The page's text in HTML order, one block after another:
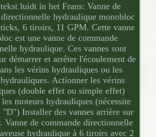
luidt in het Frans: Vanne de
hydraulique monobloc
6 tiroirs, 11 GPM. Cette vanne
est une vanne de commande
hydraulique. Ces vannes sont
démarrer et arrêter l'écoulement de
les vérins hydrauliques ou les
Actionner les vérins
(double effet ou simple effet)
moteurs hydrauliques (nécessite
"D") Installer des vannes arrière sur
Vanne de commande directionnelle
hydraulique à 6 tiroirs avec 2